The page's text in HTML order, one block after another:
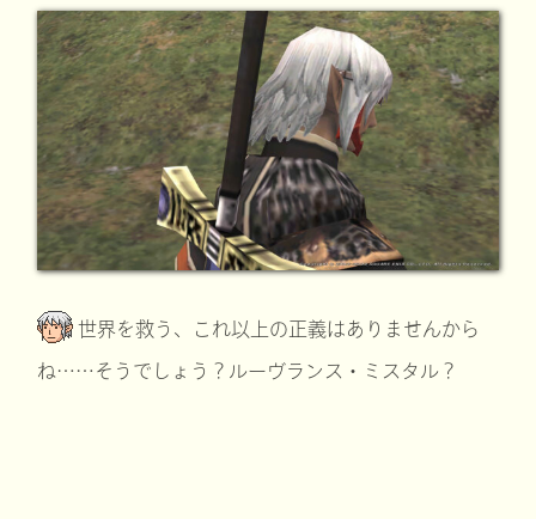
世界を救う、これ以上の正義はありませんから
ね……そうでしょう？ルーヴランス・ミスタル？